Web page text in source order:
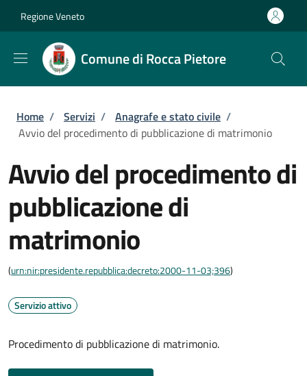
Regione Veneto
Comune di Rocca Pietore
Briciole di pane
Home / Servizi / Anagrafe e stato civile /
Avvio del procedimento di pubblicazione di matrimonio
Avvio del procedimento di
pubblicazione di
matrimonio
(urn:nir:presidente.repubblica:decreto:2000-11-03;396)
Servizio attivo
Procedimento di pubblicazione di matrimonio.